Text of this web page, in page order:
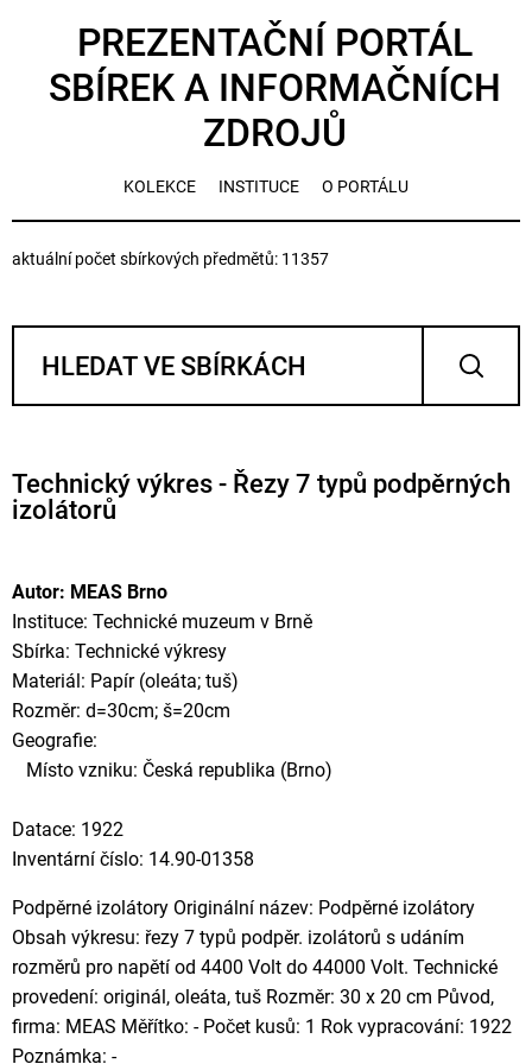
PREZENTAČNÍ PORTÁL
SBÍREK A INFORMAČNÍCH
ZDROJŮ
KOLEKCE INSTITUCE O PORTÁLU
aktuální počet sbírkových předmětů: 11357
Technický výkres - Řezy 7 typů podpěrných
izolátorů
Autor: MEAS Brno
Instituce: Technické muzeum v Brně
Sbírka: Technické výkresy
Materiál: Papír (oleáta; tuš)
Rozměr: d=30cm; š=20cm
Geografie:
Místo vzniku: Česká republika (Brno)
Datace: 1922
Inventární číslo: 14.90-01358
Podpěrné izolátory Originální název: Podpěrné izolátory
Obsah výkresu: řezy 7 typů podpěr. izolátorů s udáním
rozměrů pro napětí od 4400 Volt do 44000 Volt. Technické
provedení: originál, oleáta, tuš Rozměr: 30 x 20 cm Původ,
firma: MEAS Měřítko: - Počet kusů: 1 Rok vypracování: 1922
Poznámka: -